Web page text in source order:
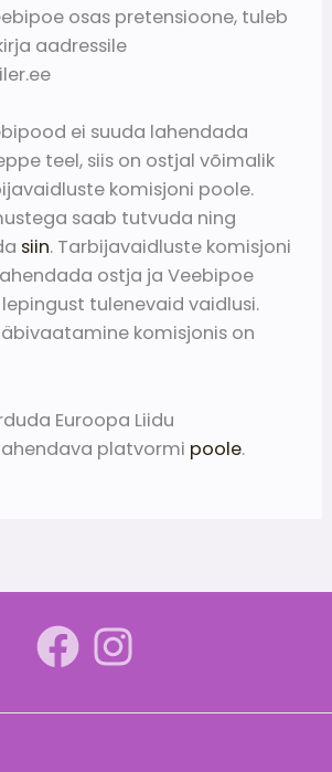
osas pretensioone, tuleb
aadressile
ei suuda lahendada
teel, siis on ostjal võimalik
komisjoni poole.
saab tutvuda ning
siin. Tarbijavaidluste komisjoni
ostja ja Veebipoe
tulenevaid vaidlusi.
komisjonis on
Euroopa Liidu
platvormi poole.